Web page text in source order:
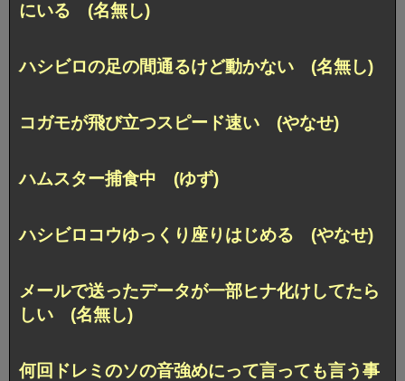
にいる (名無し)
ハシビロの足の間通るけど動かない (名無し)
コガモが飛び立つスピード速い (やなせ)
ハムスター捕食中 (ゆず)
ハシビロコウゆっくり座りはじめる (やなせ)
メールで送ったデータが一部ヒナ化けしてたら
しい (名無し)
何回ドレミのソの音強めにって言っても言う事